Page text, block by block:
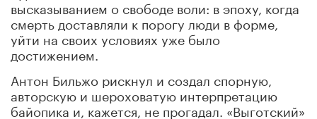
высказыванием о свободе воли: в эпоху, когда
смерть доставляли к порогу люди в форме,
уйти на своих условиях уже было
достижением.
Антон Бильжо рискнул и создал спорную,
авторскую и шероховатую интерпретацию
байопика и, кажется, не прогадал. «Выготский»